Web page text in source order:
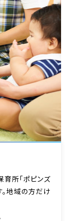
所「ポピンズ
地域の方だけ